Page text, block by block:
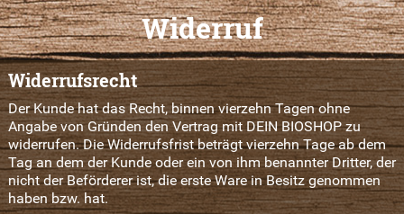
Widerruf
Widerrufsrecht
Der Kunde hat das Recht, binnen vierzehn Tagen ohne
Angabe von Gründen den Vertrag mit DEIN BIOSHOP zu
widerrufen. Die Widerrufsfrist beträgt vierzehn Tage ab dem
Tag an dem der Kunde oder ein von ihm benannter Dritter, der
nicht der Beförderer ist, die erste Ware in Besitz genommen
haben bzw. hat.